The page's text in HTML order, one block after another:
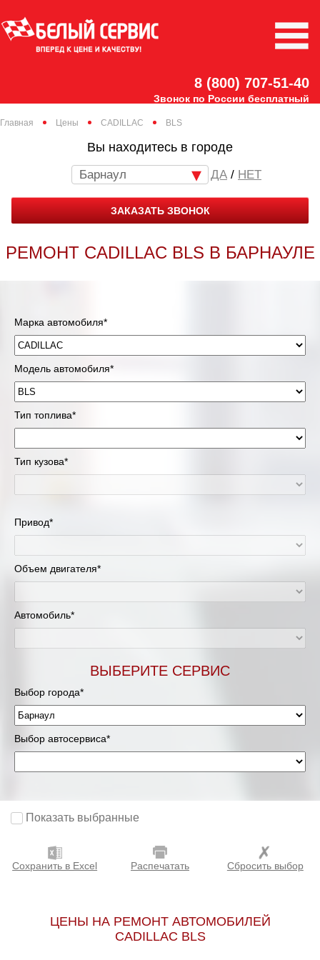
8 (800) 707-51-40
Звонок по России бесплатный
Главная Цены CADILLAC BLS
Вы находитесь в городе
Барнаул / НЕТ
ЗАКАЗАТЬ ЗВОНОК
РЕМОНТ CADILLAC BLS В БАРНАУЛЕ
Марка автомобиля*
Модель автомобиля*
Тип топлива*
Тип кузова*
Привод*
Объем двигателя*
Автомобиль*
ВЫБЕРИТЕ СЕРВИС
Выбор города*
Выбор автосервиса*
Показать выбранные
Сохранить в Excel Распечатать Сбросить выбор
ЦЕНЫ НА РЕМОНТ АВТОМОБИЛЕЙ
CADILLAC BLS